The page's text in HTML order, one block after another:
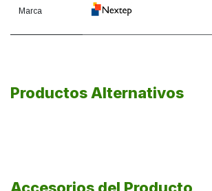
Marca
Productos Alternativos